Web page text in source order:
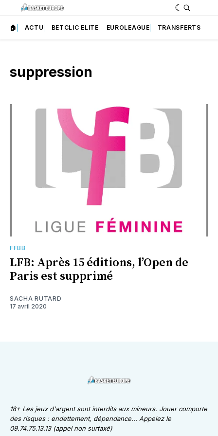
🏠 ACTU BETCLIC ELITE EUROLEAGUE TRANSFERTS
suppression
FFBB
LFB: Après 15 éditions, l’Open de
Paris est supprimé
SACHA RUTARD
17 avril 2020
18+ Les jeux d'argent sont interdits aux mineurs. Jouer comporte
des risques : endettement, dépendance... Appelez le
09.74.75.13.13 (appel non surtaxé)